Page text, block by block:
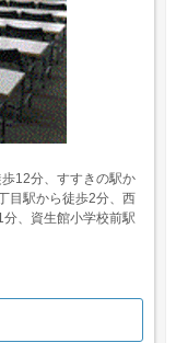
12分、すすきの駅か
目駅から徒歩2分、西
、資生館小学校前駅